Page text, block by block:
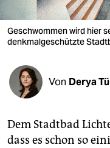
verlag
verlag
veranstaltungen
shop
unterstützen
Geschwommen wird hier
denkmalgeschützte
Von Derya
Dem Stadtbad
dass es schon so